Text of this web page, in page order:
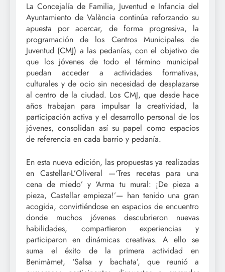
La Concejalía de Familia, Juventud e Infancia del
Ayuntamiento de València continúa reforzando su
apuesta por acercar, de forma progresiva, la
programación de los Centros Municipales de
Juventud (CMJ) a las pedanías, con el objetivo de
que los jóvenes de todo el término municipal
puedan acceder a actividades formativas,
culturales y de ocio sin necesidad de desplazarse
al centro de la ciudad. Los CMJ, que desde hace
años trabajan para impulsar la creatividad, la
participación activa y el desarrollo personal de los
jóvenes, consolidan así su papel como espacios
de referencia en cada barrio y pedanía.
En esta nueva edición, las propuestas ya realizadas
en Castellar-L’Oliveral —‘Tres recetas para una
cena de miedo’ y ‘Arma tu mural: ¡De pieza a
pieza, Castellar empieza!’— han tenido una gran
acogida, convirtiéndose en espacios de encuentro
donde muchos jóvenes descubrieron nuevas
habilidades, compartieron experiencias y
participaron en dinámicas creativas. A ello se
suma el éxito de la primera actividad en
Benimàmet, ‘Salsa y bachata’, que reunió a